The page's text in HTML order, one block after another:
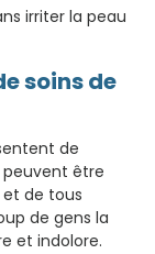
irriter la peau
soins de
de
être
et de tous
de gens la
et indolore.